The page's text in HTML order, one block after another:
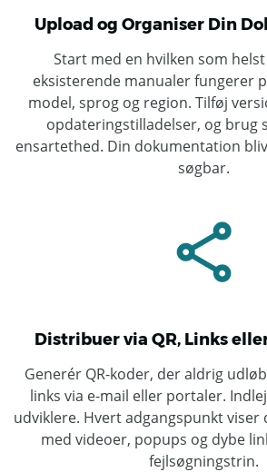
Upload og Organiser Din
Start med en hvilken som helst
eksisterende manualer fungerer
model, sprog og region. Tilføj
opdateringstilladelser, og brug
ensartethed. Din dokumentation
søgbar.
Distribuer via QR, Links
Generér QR-koder, der aldrig
links via e-mail eller portaler.
udviklere. Hvert adgangspunkt viser
med videoer, popups og dybe
fejlsøgningstrin.